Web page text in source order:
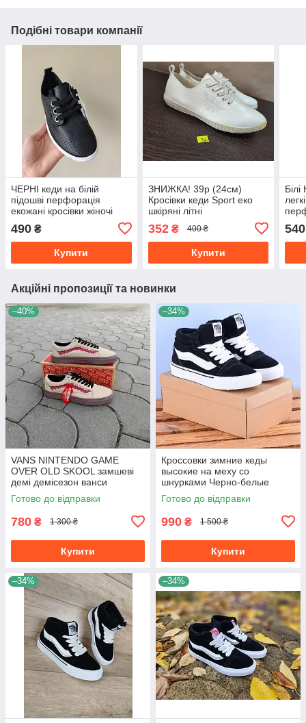
Подібні товари компанії
ЧЕРНІ кеди на білій
підошві перфорація
екожані кросівки жіночі
490 ₴
Купити
ЗНИЖКА! 39р (24см)
Кросівки кеди Sport еко
шкіряні літні
352₴ 400 ₴
Купити
Білі
540
Акційні пропозиції та новинки
–40%
VANS NINTENDO GAME
OVER OLD SKOOL замшеві
демі демісезон ванси
нінтендо бежеві сірі
Готово до відправки
780 ₴ 1 300 ₴
Купити
–34%
Кроссовки зимние кеды
высокие на меху со
шнурками Черно-белые
унисекс унисекс теплые
Готово до відправки
990 ₴ 1 500 ₴
Купити
–34% –34%